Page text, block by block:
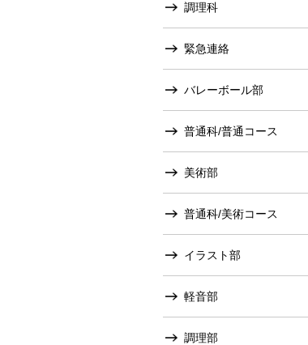
調理科
緊急連絡
バレーボール部
普通科/普通コース
美術部
普通科/美術コース
イラスト部
軽音部
調理部